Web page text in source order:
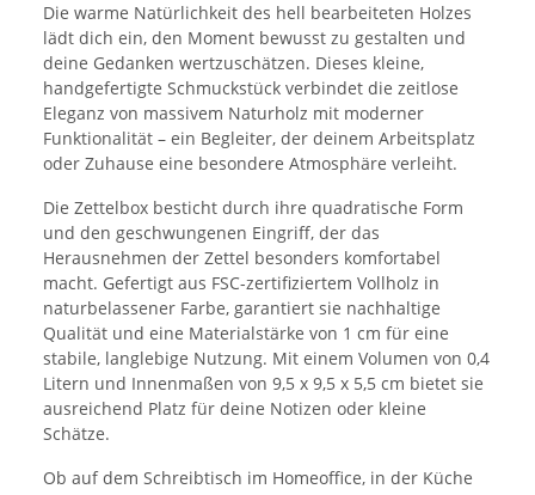
Die warme Natürlichkeit des hell bearbeiteten Holzes
lädt dich ein, den Moment bewusst zu gestalten und
deine Gedanken wertzuschätzen. Dieses kleine,
handgefertigte Schmuckstück verbindet die zeitlose
Eleganz von massivem Naturholz mit moderner
Funktionalität – ein Begleiter, der deinem Arbeitsplatz
oder Zuhause eine besondere Atmosphäre verleiht.
Die Zettelbox besticht durch ihre quadratische Form
und den geschwungenen Eingriff, der das
Herausnehmen der Zettel besonders komfortabel
macht. Gefertigt aus FSC-zertifiziertem Vollholz in
naturbelassener Farbe, garantiert sie nachhaltige
Qualität und eine Materialstärke von 1 cm für eine
stabile, langlebige Nutzung. Mit einem Volumen von 0,4
Litern und Innenmaßen von 9,5 x 9,5 x 5,5 cm bietet sie
ausreichend Platz für deine Notizen oder kleine
Schätze.
Ob auf dem Schreibtisch im Homeoffice, in der Küche